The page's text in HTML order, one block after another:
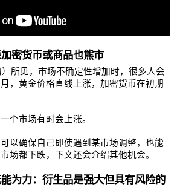
密货币或商品也熊市
所见，市场不确定性增加时，很多人会
，黄金价格直线上涨，加密货币在初期
个市场有时会上涨。
以确保自己即使遇到某市场调整，也能
场都下跌，下文还会介绍其他机会。
为力：衍生品是强大但具有风险的